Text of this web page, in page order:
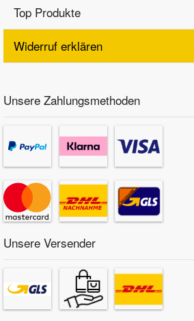
Top Produkte
Widerruf erklären
Unsere Zahlungsmethoden
Unsere Versender